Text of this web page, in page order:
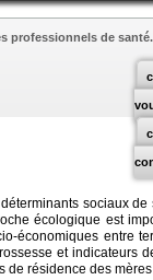
professionnels de santé.
sociaux de
écologique est
économiques entre
et indicateurs
de résidence des